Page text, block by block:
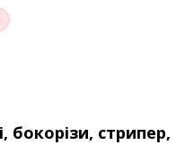
бокорізи, стрипер,